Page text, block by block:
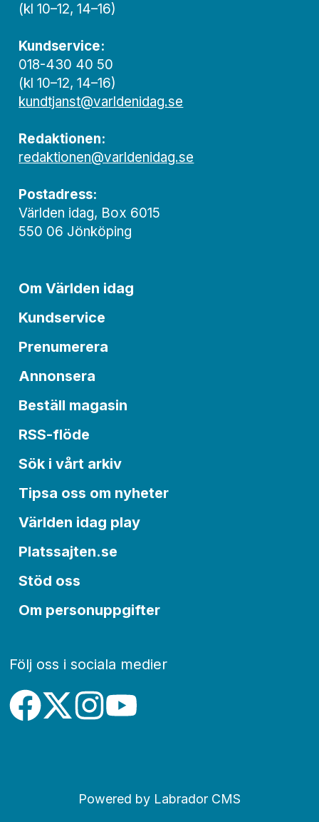
(kl 10–12, 14–16)
Kundservice:
018-430 40 50
(kl 10–12, 14–16)
kundtjanst@varldenidag.se
Redaktionen:
redaktionen@varldenidag.se
Postadress:
Världen idag, Box 6015
550 06 Jönköping
Om Världen idag
Kundservice
Prenumerera
Annonsera
Beställ magasin
RSS-flöde
Sök i vårt arkiv
Tipsa oss om nyheter
Världen idag play
Platssajten.se
Stöd oss
Om personuppgifter
Följ oss i sociala medier
Powered by Labrador CMS